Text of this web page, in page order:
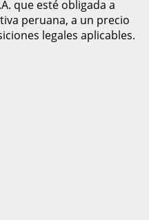
que esté obligada a
peruana, a un precio
legales aplicables.